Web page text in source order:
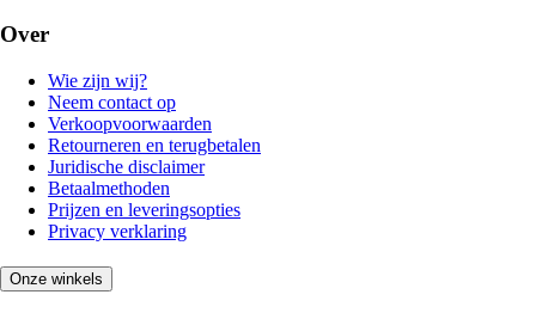
Over
Wie zijn wij?
Neem contact op
Verkoopvoorwaarden
Retourneren en terugbetalen
Juridische disclaimer
Betaalmethoden
Prijzen en leveringsopties
Privacy verklaring
Onze winkels